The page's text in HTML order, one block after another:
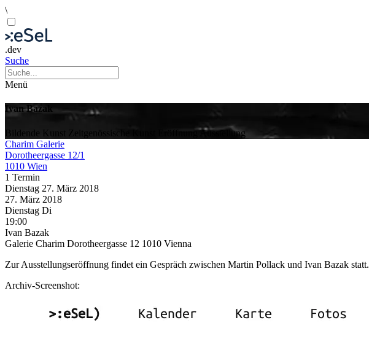
\
.dev
Suche
Menü
Ivan Bazak
Bildende Kunst Zeitgenössische Kunst EröffnungAusstellung
Charim Galerie
Dorotheergasse 12/1
1010 Wien
1 Termin
Dienstag 27. März 2018
27. März 2018
Dienstag Di
19:00
Ivan Bazak
Galerie Charim Dorotheergasse 12 1010 Vienna
Zur Ausstellungseröffnung findet ein Gespräch zwischen Martin Pollack und Ivan Bazak statt.
Archiv-Screenshot: